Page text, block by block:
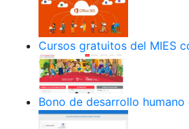
Cursos gratuitos del MIES
Bono de desarrollo